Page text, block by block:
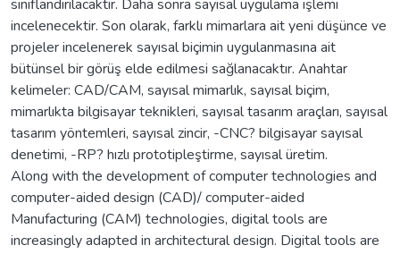
sınıflandırılacaktır. Daha sonra sayısal uygulama işlemi
incelenecektir. Son olarak, farklı mimarlara ait yeni düşünce ve
projeler incelenerek sayısal biçimin uygulanmasına ait
bütünsel bir görüş elde edilmesi sağlanacaktır. Anahtar
kelimeler: CAD/CAM, sayısal mimarlık, sayısal biçim,
mimarlıkta bilgisayar teknikleri, sayısal tasarım araçları, sayısal
tasarım yöntemleri, sayısal zincir, -CNC? bilgisayar sayısal
denetimi, -RP? hızlı prototipleştirme, sayısal üretim.
Along with the development of computer technologies and
computer-aided design (CAD)/ computer-aided
Manufacturing (CAM) technologies, digital tools are
increasingly adapted in architectural design. Digital tools are